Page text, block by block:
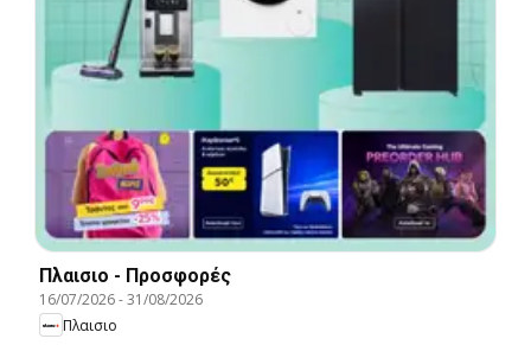
Πλαισιο - Προσφορές
16/07/2026-31/08/2026
Πλαισιο